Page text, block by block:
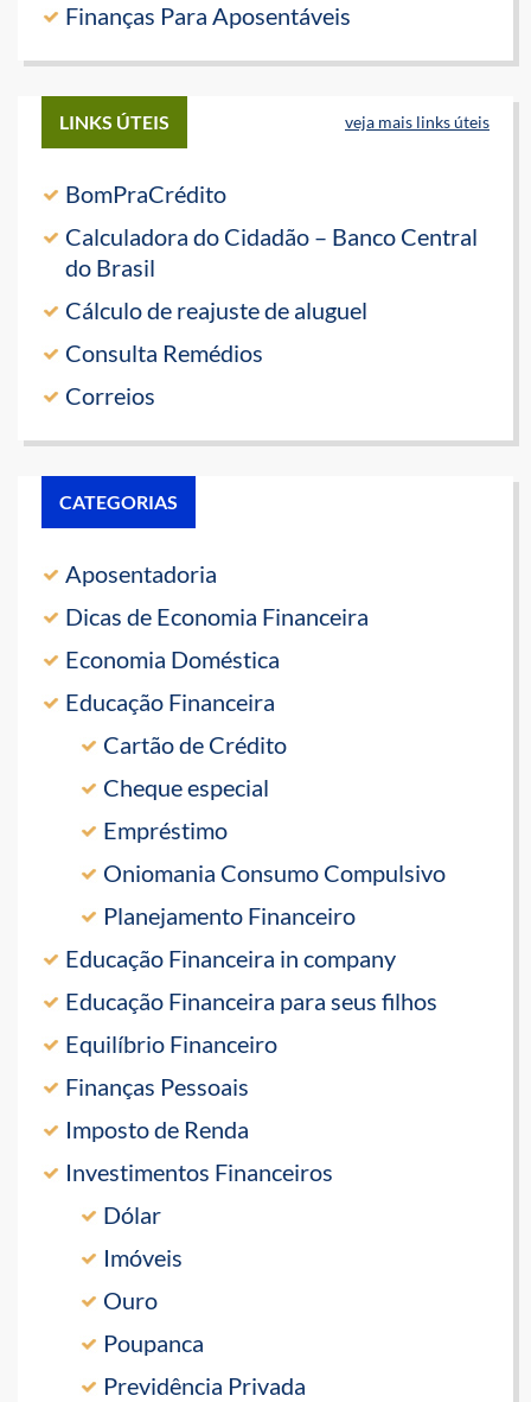
Finanças Para Aposentáveis
LINKS ÚTEIS veja mais links úteis
BomPraCrédito
Calculadora do Cidadão – Banco Central
do Brasil
Cálculo de reajuste de aluguel
Consulta Remédios
Correios
CATEGORIAS
Aposentadoria
Dicas de Economia Financeira
Economia Doméstica
Educação Financeira
Cartão de Crédito
Cheque especial
Empréstimo
Oniomania Consumo Compulsivo
Planejamento Financeiro
Educação Financeira in company
Educação Financeira para seus filhos
Equilíbrio Financeiro
Finanças Pessoais
Imposto de Renda
Investimentos Financeiros
Dólar
Imóveis
Ouro
Poupanca
Previdência Privada